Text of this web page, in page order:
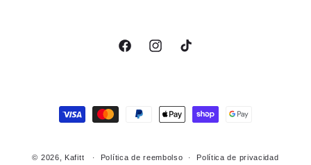
FacebookInstagramTikTok
de
© 2026, Kafitt Política de reembolso Política de privacidad